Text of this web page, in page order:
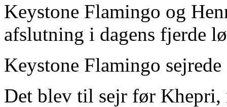
Keystone Flamingo og
afslutning i dagens fjerde
Keystone Flamingo
Det blev til sejr før Khepri,